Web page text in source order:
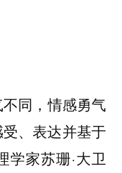
同，情感勇气
、表达并基于
学家苏珊·大卫